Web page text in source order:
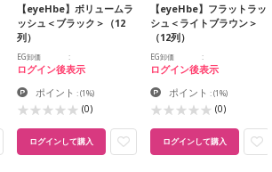
【eyeHbe】ボリュームラ
ッシュ＜ブラック＞（12
列）
EG卸価
ログイン後表示
ポイント :(1%)
(0)
ログインして購入
【eyeHbe】フラットラッ
シュ＜ライトブラウン＞
（12列）
EG卸価
ログイン後表示
ポイント :(1%)
(0)
ログインして購入